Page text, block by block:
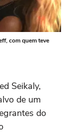
com quem teve
Seikaly,
de um
do